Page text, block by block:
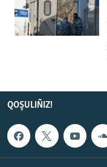
QOŞULIÑIZ!